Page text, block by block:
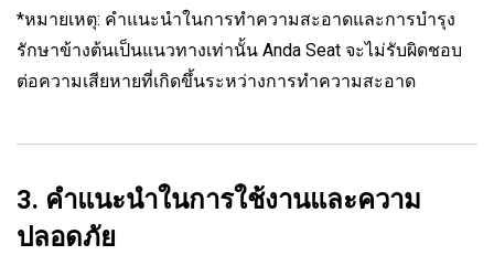
*หมายเหตุ: คำแนะนำในการทำความสะอาดและการบำรุง
รักษาข้างต้นเป็นแนวทางเท่านั้น Anda Seat จะไม่รับผิดชอบ
ต่อความเสียหายที่เกิดขึ้นระหว่างการทำความสะอาด
3. คำแนะนำในการใช้งานและความ
ปลอดภัย